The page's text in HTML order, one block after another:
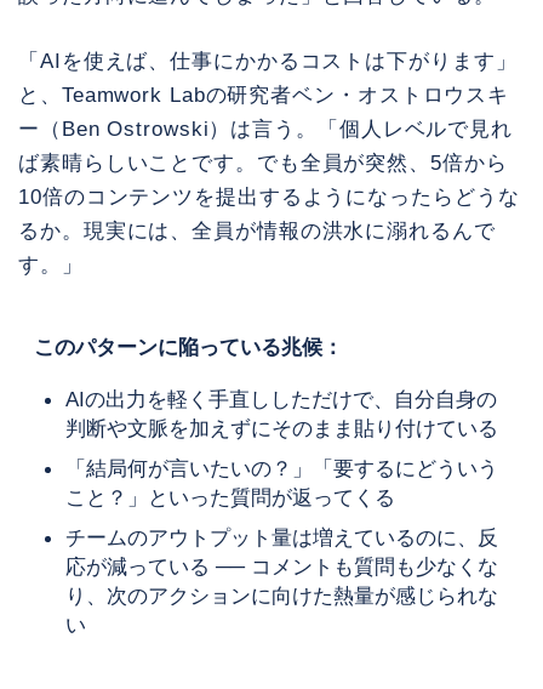
「AIを使えば、仕事にかかるコストは下がります」
と、Teamwork Labの研究者ベン・オストロウスキ
ー（Ben Ostrowski）は言う。「個人レベルで見れ
ば素晴らしいことです。でも全員が突然、5倍から
10倍のコンテンツを提出するようになったらどうな
るか。現実には、全員が情報の洪水に溺れるんで
す。」
このパターンに陥っている兆候：
AIの出力を軽く手直ししただけで、自分自身の
判断や文脈を加えずにそのまま貼り付けている
「結局何が言いたいの？」「要するにどういう
こと？」といった質問が返ってくる
チームのアウトプット量は増えているのに、反
応が減っている ── コメントも質問も少なくな
り、次のアクションに向けた熱量が感じられな
い